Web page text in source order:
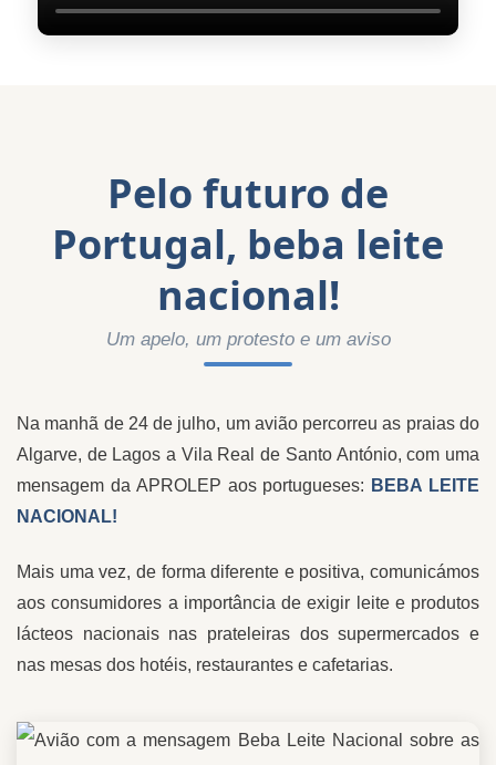
Pelo futuro de
Portugal, beba leite
nacional!
Um apelo, um protesto e um aviso
Na manhã de 24 de julho, um avião percorreu as praias do
Algarve, de Lagos a Vila Real de Santo António, com uma
mensagem da APROLEP aos portugueses: BEBA LEITE
NACIONAL!
Mais uma vez, de forma diferente e positiva, comunicámos
aos consumidores a importância de exigir leite e produtos
lácteos nacionais nas prateleiras dos supermercados e
nas mesas dos hotéis, restaurantes e cafetarias.